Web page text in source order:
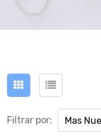
Filtrar por: Mas